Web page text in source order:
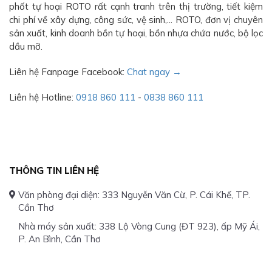
phốt tự hoại ROTO rất cạnh tranh trên thị trường, tiết kiệm
chi phí về xây dựng, công sức, vệ sinh,... ROTO, đơn vị chuyên
sản xuất, kinh doanh bồn tự hoại, bồn nhựa chứa nước, bộ lọc
dầu mỡ.
Liên hệ Fanpage Facebook: Chat ngay →
Liên hệ Hotline: 0918 860 111 - 0838 860 111
THÔNG TIN LIÊN HỆ
Văn phòng đại diện: 333 Nguyễn Văn Cừ, P. Cái Khế, TP.
Cần Thơ
Nhà máy sản xuất: 338 Lộ Vòng Cung (ĐT 923), ấp Mỹ Ái,
P. An Bình, Cần Thơ